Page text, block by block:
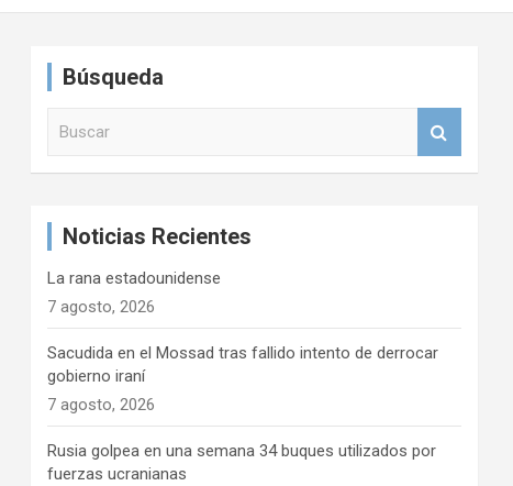
Búsqueda
Noticias Recientes
La rana estadounidense
7 agosto, 2026
Sacudida en el Mossad tras fallido intento de derrocar
gobierno iraní
7 agosto, 2026
Rusia golpea en una semana 34 buques utilizados por
fuerzas ucranianas